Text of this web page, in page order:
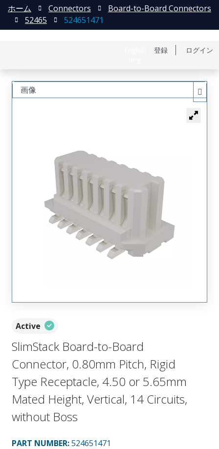
登録 ログイン
ホーム Connectors
Board-to-Board Connectors
52465
524651471
Active
SlimStack Board-to-Board
Connector, 0.80mm Pitch, Rigid
Type Receptacle, 4.50 or 5.65mm
Mated Height, Vertical, 14 Circuits,
without Boss
PART NUMBER:524651471
画像